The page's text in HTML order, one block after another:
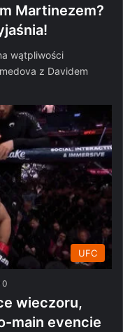
Martinezem?
wątpliwości
z Davidem
UFC
0
wieczoru,
main evencie